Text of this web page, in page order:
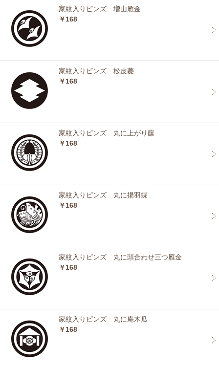
家紋入りピンズ 増山雁金
￥168
家紋入りピンズ 松皮菱
￥168
家紋入りピンズ 丸に上がり藤
￥168
家紋入りピンズ 丸に揚羽蝶
￥168
家紋入りピンズ 丸に頭合わせ三つ雁金
￥168
家紋入りピンズ 丸に庵木瓜
￥168